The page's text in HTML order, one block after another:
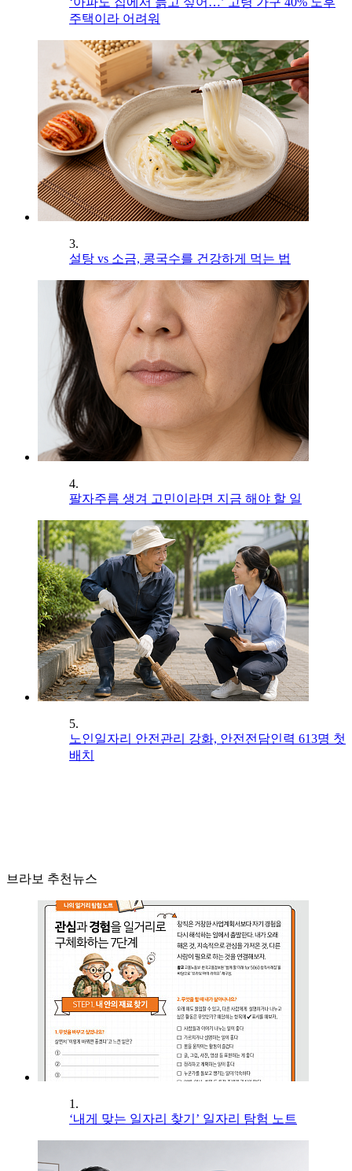
주택이라 어려워
3.
설탕 vs 소금, 콩국수를 건강하게 먹는 법
4.
팔자주름 생겨 고민이라면 지금 해야 할 일
5.
노인일자리 안전관리 강화, 안전전담인력 613명 첫
배치
브라보 추천뉴스
1.
‘내게 맞는 일자리 찾기’ 일자리 탐험 노트